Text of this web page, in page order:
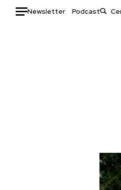
Newsletter Podcast